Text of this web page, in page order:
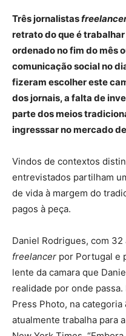
Três jornalistas
retrato do que é
ordenado no fim do mês
comunicação social no
fizeram escolher este
dos jornais, a falta de
parte dos meios
ingresssar no mercado
Vindos de contextos
entrevistados partilham
de vida à margem do
pagos à peça.
Daniel Rodrigues, com
freelancer por Portugal e
lente da camara que
realidade por onde
Press Photo, na categoria
atualmente trabalha para